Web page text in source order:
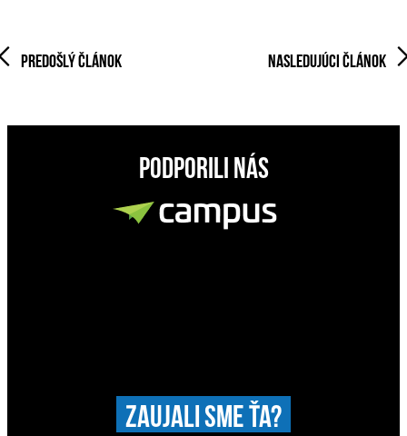
PREDOŠLÝ ČLÁNOK NASLEDUJÚCI ČLÁNOK
PODPORILI NÁS
ZAUJALI SME ŤA?